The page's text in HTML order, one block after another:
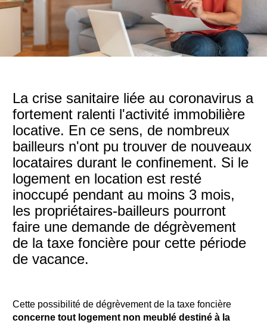
La crise sanitaire liée au coronavirus a
fortement ralenti l'activité immobilière
locative. En ce sens, de nombreux
bailleurs n'ont pu trouver de nouveaux
locataires durant le confinement. Si le
logement en location est resté
inoccupé pendant au moins 3 mois,
les propriétaires-bailleurs pourront
faire une demande de dégrèvement
de la taxe foncière pour cette période
de vacance.
Cette possibilité de dégrèvement de la taxe foncière
concerne tout logement non meublé destiné à la